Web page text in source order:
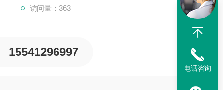
访问量：363
15541296997
电话咨询